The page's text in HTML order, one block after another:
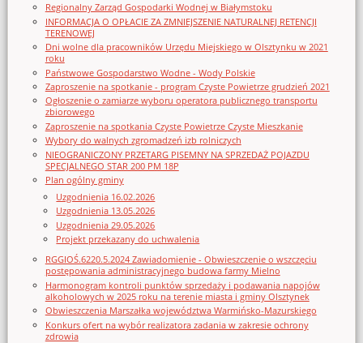
Regionalny Zarząd Gospodarki Wodnej w Białymstoku
INFORMACJA O OPŁACIE ZA ZMNIEJSZENIE NATURALNEJ RETENCJI
TERENOWEJ
Dni wolne dla pracowników Urzędu Miejskiego w Olsztynku w 2021
roku
Państwowe Gospodarstwo Wodne - Wody Polskie
Zaproszenie na spotkanie - program Czyste Powietrze grudzień 2021
Ogłoszenie o zamiarze wyboru operatora publicznego transportu
zbiorowego
Zaproszenie na spotkania Czyste Powietrze Czyste Mieszkanie
Wybory do walnych zgromadzeń izb rolniczych
NIEOGRANICZONY PRZETARG PISEMNY NA SPRZEDAŻ POJAZDU
SPECJALNEGO STAR 200 PM 18P
Plan ogólny gminy
Uzgodnienia 16.02.2026
Uzgodnienia 13.05.2026
Uzgodnienia 29.05.2026
Projekt przekazany do uchwalenia
RGGIOŚ.6220.5.2024 Zawiadomienie - Obwieszczenie o wszczęciu
postępowania administracyjnego budowa farmy Mielno
Harmonogram kontroli punktów sprzedaży i podawania napojów
alkoholowych w 2025 roku na terenie miasta i gminy Olsztynek
Obwieszczenia Marszałka województwa Warmińsko-Mazurskiego
Konkurs ofert na wybór realizatora zadania w zakresie ochrony
zdrowia